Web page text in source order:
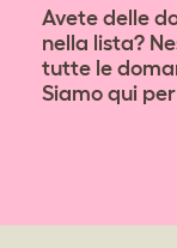
Avete delle
nella lista?
tutte le
Siamo qui